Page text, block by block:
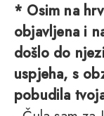
* Osim na
objavljena i
došlo do
uspjeha, s
pobudila